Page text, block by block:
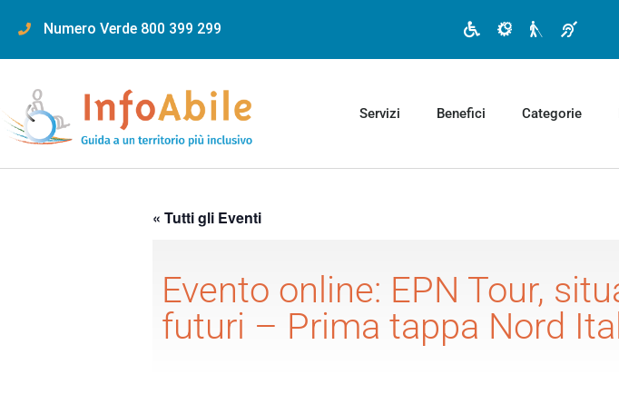
Numero Verde 800 399 299 Disabilità motoria
Disabilità cognitiva
Disabilità visiva
Servizi Benefici Categorie
« Tutti gli Eventi
Evento online: EPN Tour,
futuri – Prima tappa Nord